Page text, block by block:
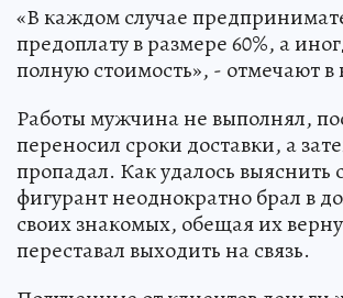
«В каждом случае
предоплату в размере 60%, а
полную стоимость», - отмечают в
Работы мужчина не выполнял,
переносил сроки доставки, а
пропадал. Как удалось выяснить
фигурант неоднократно брал в
своих знакомых, обещая их
переставал выходить на связь.